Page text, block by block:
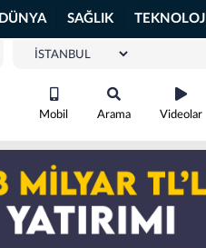
DÜNYA SAĞLIK TEKNOLOJİ
Mobil Arama Videolar